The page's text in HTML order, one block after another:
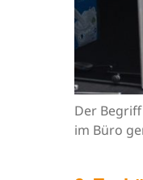
Der
im Büro